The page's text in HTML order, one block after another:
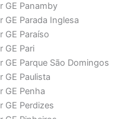
GE Panamby
GE Parada Inglesa
GE Paraíso
GE Pari
Parque São Domingos
GE Paulista
GE Penha
GE Perdizes